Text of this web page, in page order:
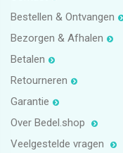
Bestellen & Ontvangen
Bezorgen & Afhalen
Betalen
Retourneren
Garantie
Over Bedel.shop
Veelgestelde vragen